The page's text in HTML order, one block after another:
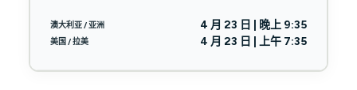
澳大利亚 / 亚洲 4 月 23 日 | 晚上 9:35
美国 / 拉美 4 月 23 日 | 上午 7:35